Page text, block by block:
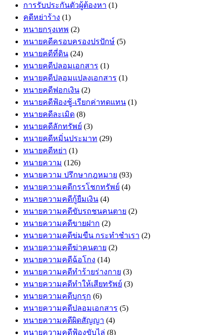
การรับประกันตัวผู้ต้องหา (1)
คดีหย่าร้าง (1)
ทนายกรุงเทพ (2)
ทนายคดีครอบครองปรปักษ์ (5)
ทนายคดีที่ดิน (24)
ทนายคดีปลอมเอกสาร (1)
ทนายคดีปลอมแปลงเอกสาร (1)
ทนายคดีฟอกเงิน (2)
ทนายคดีฟ้องชู้-เรียกค่าทดแทน (1)
ทนายคดีละเมิด (8)
ทนายคดีลักทรัพย์ (3)
ทนายคดีหมิ่นประมาท (29)
ทนายคดีหย่า (1)
ทนายความ (126)
ทนายความ ปรึกษากฎหมาย (93)
ทนายความคดีกรรโชกทรัพย์ (4)
ทนายความคดีกู้ยืมเงิน (4)
ทนายความคดีขับรถชนคนตาย (2)
ทนายความคดีขายฝาก (2)
ทนายความคดีข่มขืน กระทำชำเรา (2)
ทนายความคดีฆ่าคนตาย (2)
ทนายความคดีฉ้อโกง (14)
ทนายความคดีทำร้ายร่างกาย (3)
ทนายความคดีทำให้เสียทรัพย์ (3)
ทนายความคดีบุกรุก (6)
ทนายความคดีปลอมเอกสาร (5)
ทนายความคดีผิดสัญญา (4)
ทนายความคดีฟ้องขับไล่ (8)